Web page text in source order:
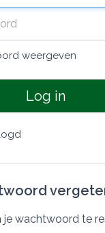
weergeven
Log in
je wachtwoord te